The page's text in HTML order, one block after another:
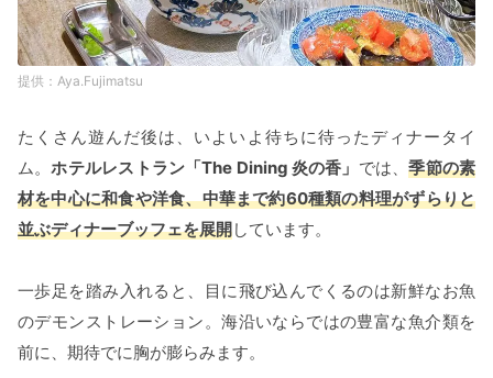
Aya.Fujimatsu
たくさん遊んだ後は、いよいよ待ちに待ったディナータイ
ム。ホテルレストラン「The Dining 炎の香」 では、季節の素
材を中心に和食や洋食、中華まで約60種類の料理がずらりと
並ぶディナーブッフェを展開しています。
一歩足を踏み入れると、目に飛び込んでくるのは新鮮なお魚
のデモンストレーション。海沿いならではの豊富な魚介類を
前に、期待でに胸が膨らみます。